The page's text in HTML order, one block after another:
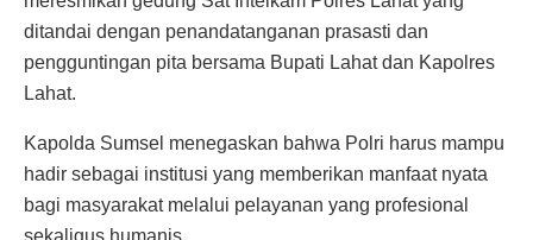
ditandai dengan penandatanganan prasasti dan
pengguntingan pita bersama Bupati Lahat dan Kapolres
Lahat.
Kapolda Sumsel menegaskan bahwa Polri harus mampu
hadir sebagai institusi yang memberikan manfaat nyata
bagi masyarakat melalui pelayanan yang profesional